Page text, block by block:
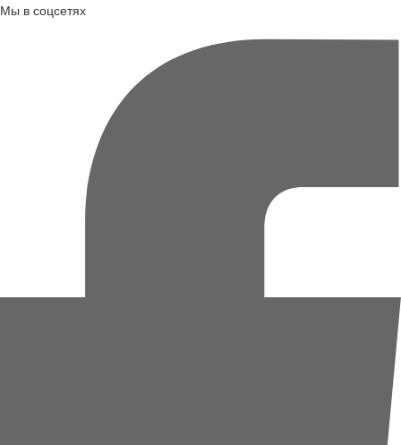
Мы в соцсетях